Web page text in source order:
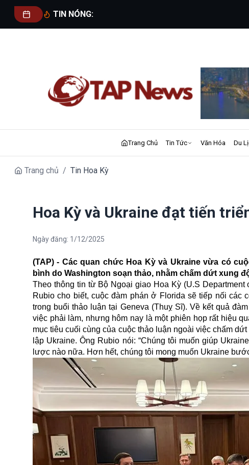
TIN NÓNG:
Trang Chủ Tin Tức Văn Hóa Du
Trang chủ / Tin Hoa Kỳ
Hoa Kỳ và Ukraine đạt tiến
Ngày đăng: 1/12/2025
(TAP) - Các quan chức Hoa Kỳ và Ukraine vừa có
bình do Washington soạn thảo, nhằm chấm dứt xung
Theo thông tin từ Bộ Ngoại giao Hoa Kỳ (U.S
Rubio cho biết, cuộc đàm phán ở Florida sẽ tiếp nối các
trong buổi thảo luận tại Geneva (Thuỵ Sĩ). Về kết quả
việc phải làm, nhưng hôm nay là một phiên họp rất hiệu
mục tiêu cuối cùng của cuộc thảo luận ngoài việc chấm
lập Ukraine. Ông Rubio nói: “Chúng tôi muốn giúp
lược nào nữa. Hơn hết, chúng tôi mong muốn Ukraine